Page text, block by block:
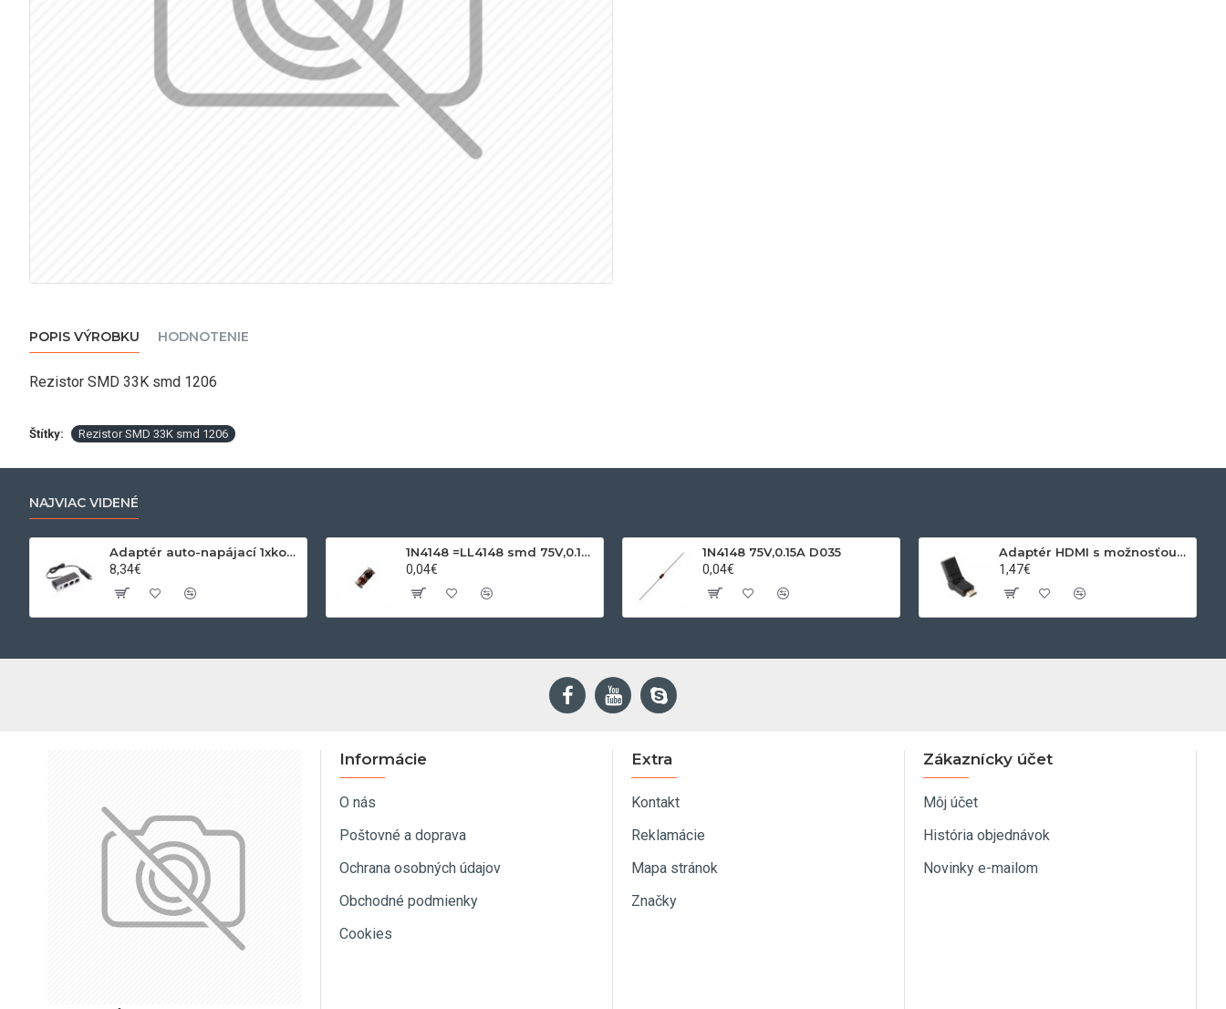
POPIS VÝROBKU HODNOTENIE
Rezistor SMD 33K smd 1206
Štítky: Rezistor SMD 33K smd 1206
NAJVIAC VIDENÉ
Adaptér auto-napájací 1xkon./3x zdierka- 12/24V, USB 1000mA
8,34€
1N4148 =LL4148 smd 75V,0.15A SOD80C
0,04€
1N4148 75V,0.15A D035
0,04€
Adaptér HDMI s možnosťou otáčania
1,47€
Informácie
O nás
Poštovné a doprava
Ochrana osobných údajov
Obchodné podmienky
Cookies
Extra
Kontakt
Reklamácie
Mapa stránok
Značky
Zákaznícky účet
Môj účet
História objednávok
Novinky e-mailom